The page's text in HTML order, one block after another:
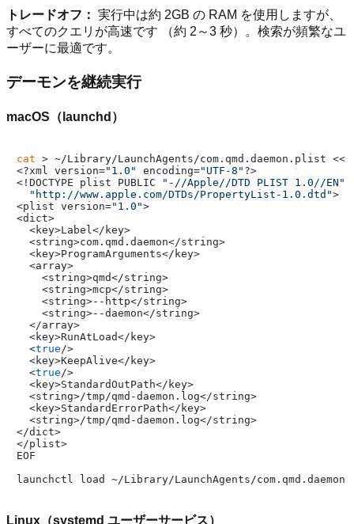
トレードオフ： 実行中は約 2GB の RAM を使用しますが、
すべてのクエリが高速です （約 2～3 秒）。検索が頻繁なユ
ーザーに最適です。
デーモンを継続実行
macOS（launchd）
cat > ~/Library/LaunchAgents/com.qmd.daemon.plist <<
<?xml version="1.0" encoding="UTF-8" ?>
<!DOCTYPE plist PUBLIC
"-//Apple//DTD PLIST 1.0//EN"
"http://www.apple.com/DTDs/PropertyList-1.0.dtd">
<plist version="1.0">
<dict>
  <key>Label</key>
  <string>com.qmd.daemon</string>
  <key>ProgramArguments</key>
  <array>
    <string>qmd</string>
    <string>mcp</string>
    <string>--http</string>
    <string>--daemon</string>
  </array>
  <key>RunAtLoad</key>
  <
true/>
  <key>KeepAlive</key>
  <
true/>
  <key>StandardOutPath</key>
  <string>/tmp/qmd-daemon.log</string>
  <key>StandardErrorPath</key>
  <string>/tmp/qmd-daemon.log</string>
</dict>
</plist>
EOF
Linux（systemd ユーザーサービス）